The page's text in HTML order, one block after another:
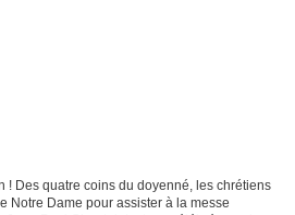
! Des quatre coins du doyenné, les chrétiens
Notre Dame pour assister à la messe